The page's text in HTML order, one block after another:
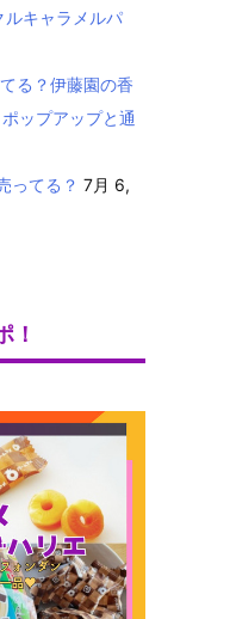
ルキャラメルパ
る？伊藤園の香
ップアップと通
ってる？ 7月 6,
！